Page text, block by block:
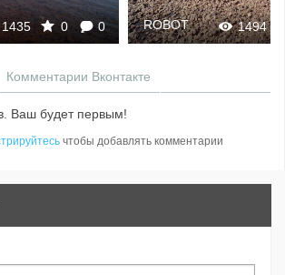
1435 0 0 1494
ROBOT
Комментарии Вконтакте
Ваш будет первым!
чтобы добавлять комментарии